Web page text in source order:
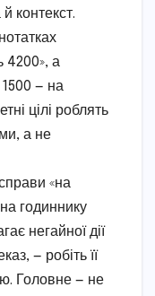
контекст.
4200», а
— на
цілі роблять
а не
«на
годиннику
негайної дії
— робіть її
Головне — не